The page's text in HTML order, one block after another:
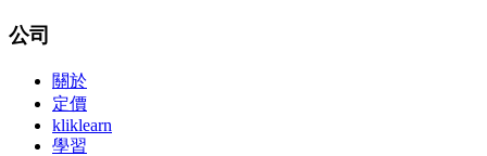
公司
關於
定價
kliklearn
學習